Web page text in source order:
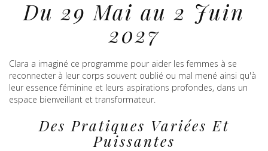
Du 29 Mai au 2 Juin
2027
Clara a imaginé ce programme pour aider les femmes à se
reconnecter à leur corps souvent oublié ou mal mené ainsi qu'à
leur essence féminine et leurs aspirations profondes, dans un
espace bienveillant et transformateur.
Des Pratiques Variées Et
Puissantes